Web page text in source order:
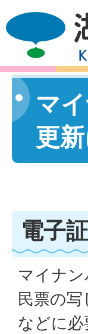
マ
更
電子
マイナ
民票の
などに必